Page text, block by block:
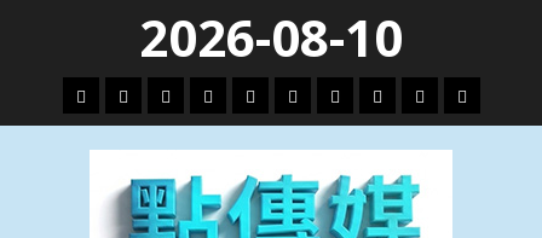
content
2026-08-10
頭
條
財
經
地
方.
會
文
教.
技
專
題
娛
樂
劇
政
治
國
際
運
動
生
活